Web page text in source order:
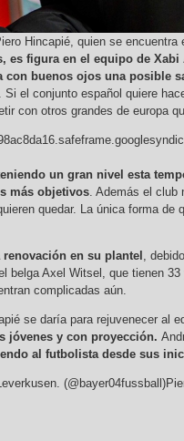
Hincapié, quien se encuentra
es figura en el equipo de
con buenos ojos una posible
el conjunto español quiere
con otros grandes de europa
un gran nivel esta
más objetivos. Además el club
quedar. La única forma de
en su plantel ,
belga Axel Witsel, que tienen
complicadas aún.
se daría para rejuvenecer al
jóvenes y con proyección.
al futbolista desde sus